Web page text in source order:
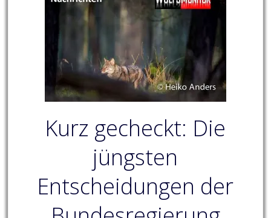
Kurz gecheckt: Die
jüngsten
Entscheidungen der